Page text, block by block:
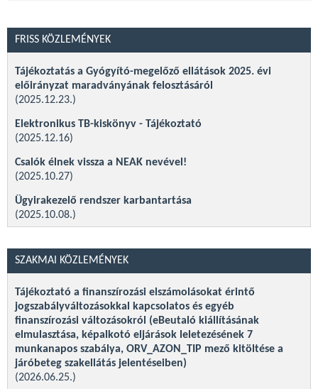
FRISS KÖZLEMÉNYEK
Tájékoztatás a Gyógyító-megelőző ellátások 2025. évi
előirányzat maradványának felosztásáról
(2025.12.23.)
Elektronikus TB-kiskönyv - Tájékoztató
(2025.12.16)
Csalók élnek vissza a NEAK nevével!
(2025.10.27)
Ügyirakezelő rendszer karbantartása
(2025.10.08.)
nevében
Fake news a piacvezető cég kivonulása a kötszerpiacról!
(2025.05.30.)
Visszaélnek a NEAK nevével
(2025.04.11.)
Szolgáltatás kiesés húsvétkor
(2025.04.03.)
SZAKMAI KÖZLEMÉNYEK
Tájékoztató a finanszírozási elszámolásokat érintő
jogszabályváltozásokkal kapcsolatos és egyéb
finanszírozási változásokról (eBeutaló kiállításának
elmulasztása, képalkotó eljárások leletezésének 7
munkanapos szabálya, ORV_AZON_TIP mező kitöltése a
járóbeteg szakellátás jelentéseiben)
(2026.06.25.)